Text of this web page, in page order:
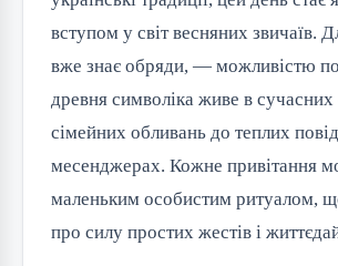
вступом у світ весняних звичаїв.
вже знає обряди, — можливістю
древня символіка живе в
сімейних обливань до теплих
месенджерах. Кожне привітання
маленьким особистим ритуалом,
про силу простих жестів і